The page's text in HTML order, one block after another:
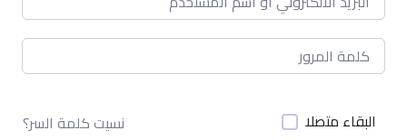
البقاء متصلا نسيت كلمة السر؟